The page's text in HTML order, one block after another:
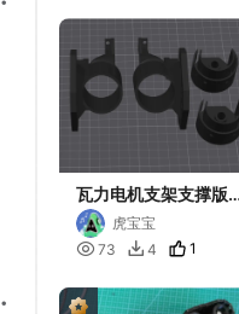
瓦力电机支架支撑版
保护罩，适用3D生万
物的瓦力机器人模型
虎宝宝
 73  4 1